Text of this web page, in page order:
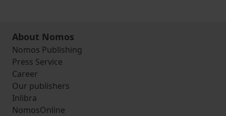
About Nomos
Nomos Publishing
Press Service
Career
Our publishers
Inlibra
NomosOnline